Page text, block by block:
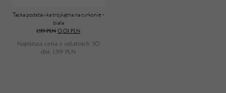
Tacka podstawka trójkątna na cyrkonie -
biała
1,99PLN 0,01 PLN
Najniższa cena z ostatnich 30
dni: 1,99 PLN